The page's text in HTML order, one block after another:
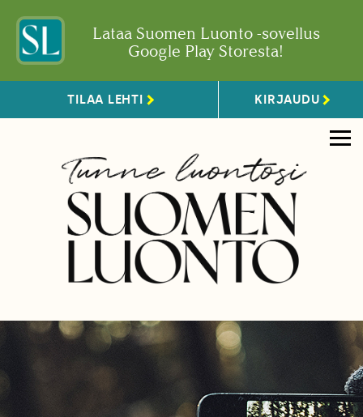
Lataa Suomen Luonto -sovellus
Google Play Storesta!
TILAA LEHTI KIRJAUDU